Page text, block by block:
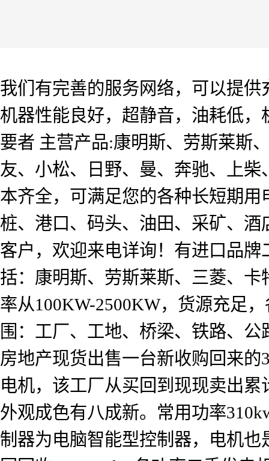
我们有完善的服务网络，可以提
机器性能良好，超静音，油耗低
要者 主营产品:康明斯、劳斯莱斯
友、小松、日野、曼、奔驰、上
本齐全，可满足您的各种长短期
桩、港口、码头、油田、采矿、
客户，欢迎来电详询！有进口品
括：康明斯、劳斯莱斯、三菱、
率从100KW-2500KW，货源充足
围：工厂、工地、桥梁、铁路、
房地产现货出售一台新收购回来
电机，该工厂从买回到现现卖出
外观成色有八成新。常用功率
制器为电脑智能型控制器，电机